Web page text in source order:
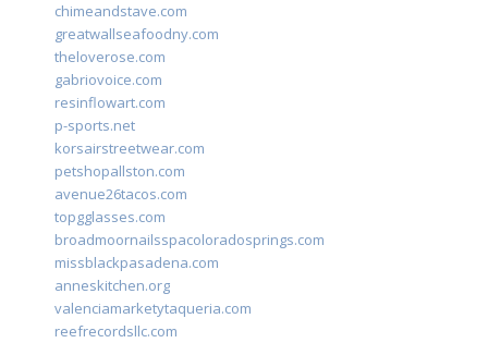
chimeandstave.com
greatwallseafoodny.com
theloverose.com
gabriovoice.com
resinflowart.com
p-sports.net
korsairstreetwear.com
petshopallston.com
avenue26tacos.com
topgglasses.com
broadmoornailsspacoloradosprings.com
missblackpasadena.com
anneskitchen.org
valenciamarketytaqueria.com
reefrecordsllc.com